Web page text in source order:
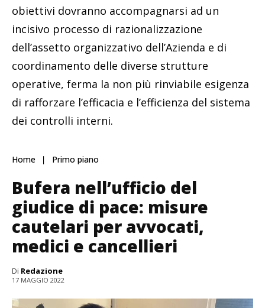
obiettivi dovranno accompagnarsi ad un
incisivo processo di razionalizzazione
dell’assetto organizzativo dell’Azienda e di
coordinamento delle diverse strutture
operative, ferma la non più rinviabile esigenza
di rafforzare l’efficacia e l’efficienza del sistema
dei controlli interni.
Home Primo piano
Bufera nell’ufficio del
giudice di pace: misure
cautelari per avvocati,
medici e cancellieri
Di Redazione
17 MAGGIO 2022